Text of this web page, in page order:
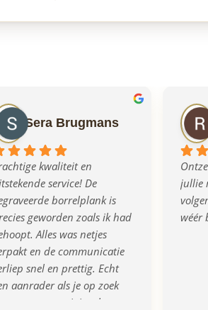
Sera Brugmans
kwaliteit en
service! De
borrelplank is
geworden zoals ik had
Alles was netjes
en de communicatie
snel en prettig. Echt
aanrader als je op zoek
naar een origineel en
jullie
wéér